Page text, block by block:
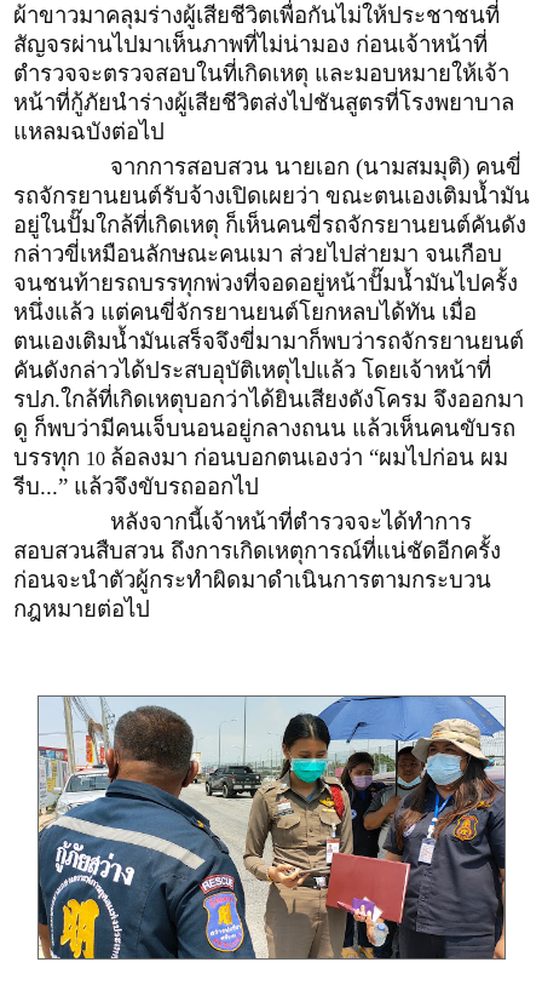
ผ้าขาวมาคลุมร่างผู้เสียชีวิตเพื่อกันไม่ให้ประชาชนที่
สัญจรผ่านไปมาเห็นภาพที่ไม่น่ามอง ก่อนเจ้าหน้าที่
ตำรวจจะตรวจสอบในที่เกิดเหตุ และมอบหมายให้เจ้า
หน้าที่กู้ภัยนำร่างผู้เสียชีวิตส่งไปชันสูตรที่โรงพยาบาล
แหลมฉบังต่อไป
จากการสอบสวน นายเอก (นามสมมุติ) คนขี่
รถจักรยานยนต์รับจ้างเปิดเผยว่า ขณะตนเองเติมน้ำมัน
อยู่ในปั๊มใกล้ที่เกิดเหตุ ก็เห็นคนขี่รถจักรยานยนต์คันดัง
กล่าวขี่เหมือนลักษณะคนเมา ส่วยไปส่ายมา จนเกือบ
จนชนท้ายรถบรรทุกพ่วงที่จอดอยู่หน้าปั๊มน้ำมันไปครั้ง
หนึ่งแล้ว แต่คนขี่จักรยานยนต์โยกหลบได้ทัน เมื่อ
ตนเองเติมน้ำมันเสร็จจึงขี่มามาก็พบว่ารถจักรยานยนต์
คันดังกล่าวได้ประสบอุบัติเหตุไปแล้ว โดยเจ้าหน้าที่
รปภ.ใกล้ที่เกิดเหตุบอกว่าได้ยินเสียงดังโครม จึงออกมา
ดู ก็พบว่ามีคนเจ็บนอนอยู่กลางถนน แล้วเห็นคนขับรถ
บรรทุก 10 ล้อลงมา ก่อนบอกตนเองว่า “ผมไปก่อน ผม
รีบ...” แล้วจึงขับรถออกไป
หลังจากนี้เจ้าหน้าที่ตำรวจจะได้ทำการ
สอบสวนสืบสวน ถึงการเกิดเหตุการณ์ที่แน่ชัดอีกครั้ง
ก่อนจะนำตัวผู้กระทำผิดมาดำเนินการตามกระบวน
กฎหมายต่อไป